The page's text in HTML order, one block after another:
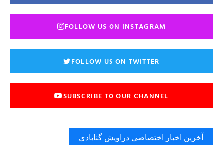
FOLLOW US ON INSTAGRAM
FOLLOW US ON TWITTER
SUBSCRIBE TO OUR CHANNEL
آخرین اخبار اختصاصی دراویش گنابادی